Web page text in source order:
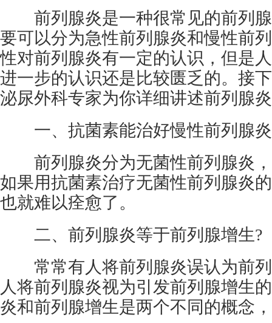
前列腺炎是一种很常见的前列腺
要可以分为急性前列腺炎和慢性前
性对前列腺炎有一定的认识，但是
进一步的认识还是比较匮乏的。接
泌尿外科专家为你详细讲述前列腺
一、抗菌素能治好慢性前列腺
前列腺炎分为无菌性前列腺炎，
如果用抗菌素治疗无菌性前列腺炎
也就难以痊愈了。
二、前列腺炎等于前列腺增生?
常常有人将前列腺炎误认为前列
人将前列腺炎视为引发前列腺增生
炎和前列腺增生是两个不同的概念